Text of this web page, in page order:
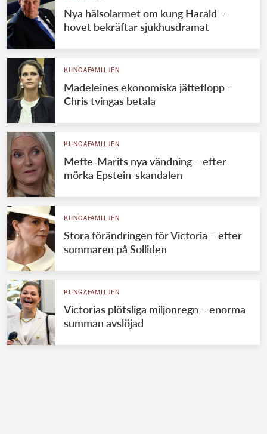
Nya hälsolarmet om kung Harald –
hovet bekräftar sjukhusdramat
KUNGAFAMILJEN
Madeleines ekonomiska jätteflopp –
Chris tvingas betala
KUNGAFAMILJEN
Mette-Marits nya vändning – efter
mörka Epstein-skandalen
KUNGAFAMILJEN
Stora förändringen för Victoria – efter
sommaren på Solliden
KUNGAFAMILJEN
Victorias plötsliga miljonregn – enorma
summan avslöjad